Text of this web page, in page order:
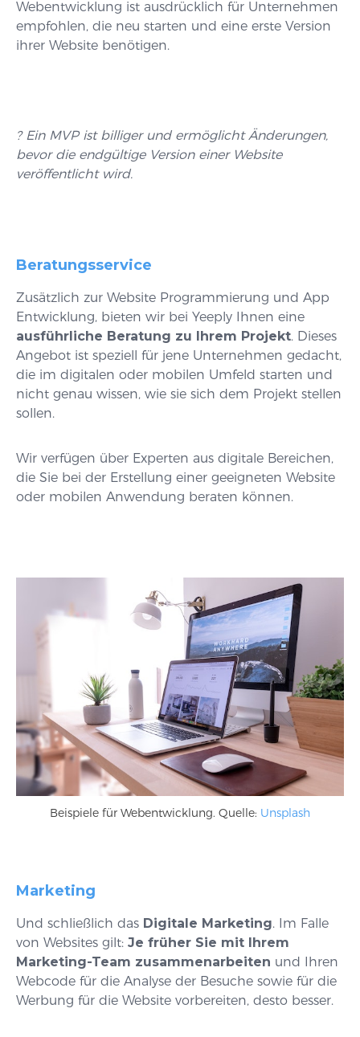
Webentwicklung ist ausdrücklich für Unternehmen
empfohlen, die neu starten und eine erste Version
ihrer Website benötigen.
? Ein MVP ist billiger und ermöglicht Änderungen,
bevor die endgültige Version einer Website
veröffentlicht wird.
Beratungsservice
Zusätzlich zur Website Programmierung und App
Entwicklung, bieten wir bei Yeeply Ihnen eine
ausführliche Beratung zu Ihrem Projekt. Dieses
Angebot ist speziell für jene Unternehmen gedacht,
die im digitalen oder mobilen Umfeld starten und
nicht genau wissen, wie sie sich dem Projekt stellen
sollen.
Wir verfügen über Experten aus digitale Bereichen,
die Sie bei der Erstellung einer geeigneten Website
oder mobilen Anwendung beraten können.
Beispiele für Webentwicklung. Quelle: Unsplash
Marketing
Und schließlich das Digitale Marketing. Im Falle
von Websites gilt: Je früher Sie mit Ihrem
Marketing-Team zusammenarbeiten und Ihren
Webcode für die Analyse der Besuche sowie für die
Werbung für die Website vorbereiten, desto besser.